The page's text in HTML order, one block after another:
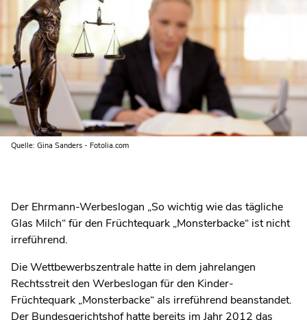
Quelle: Gina Sanders - Fotolia.com
Der Ehrmann-Werbeslogan „So wichtig wie das tägliche
Glas Milch“ für den Früchtequark „Monsterbacke“ ist nicht
irreführend.
Die Wettbewerbszentrale hatte in dem jahrelangen
Rechtsstreit den Werbeslogan für den Kinder-
Früchtequark „Monsterbacke“ als irreführend beanstandet.
Der Bundesgerichtshof hatte bereits im Jahr 2012 das